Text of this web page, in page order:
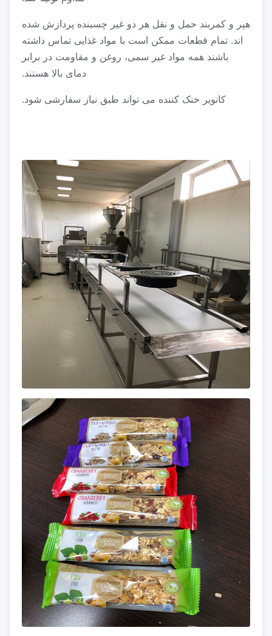
هپر و کمربند حمل و نقل هر دو غیر چسبنده پردازش شده
اند. تمام قطعات ممکن است با مواد غذایی تماس داشته
باشند همه مواد غیر سمی، روغن و مقاومت در برابر
دمای بالا هستند.
کانویر خنک کننده می تواند طبق نیاز سفارشی شود.